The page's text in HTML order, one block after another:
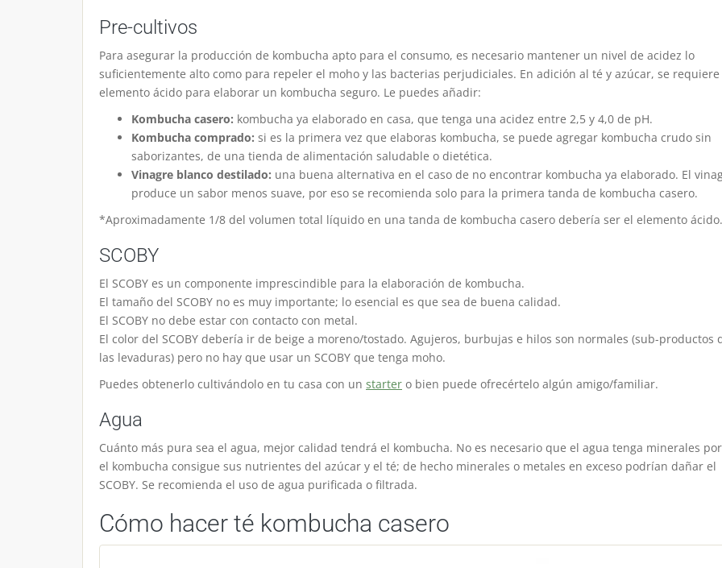
Pre-cultivos
Para asegurar la producción de kombucha apto para el consumo, es necesario mantener un nivel de acidez lo
suficientemente alto como para repeler el moho y las bacterias perjudiciales. En adición al té y azúcar, se
elemento ácido para elaborar un kombucha seguro. Le puedes añadir:
Kombucha casero: kombucha ya elaborado en casa, que tenga una acidez entre 2,5 y 4,0 de pH.
Kombucha comprado: si es la primera vez que elaboras kombucha, se puede agregar kombucha crudo sin
saborizantes, de una tienda de alimentación saludable o dietética.
Vinagre blanco destilado: una buena alternativa en el caso de no encontrar kombucha ya elaborado. El
produce un sabor menos suave, por eso se recomienda solo para la primera tanda de kombucha casero.
*Aproximadamente 1/8 del volumen total líquido en una tanda de kombucha casero debería ser el elemento ácido.
SCOBY
El SCOBY es un componente imprescindible para la elaboración de kombucha.
El tamaño del SCOBY no es muy importante; lo esencial es que sea de buena calidad.
El SCOBY no debe estar con contacto con metal.
El color del SCOBY debería ir de beige a moreno/tostado. Agujeros, burbujas e hilos son normales (sub-productos
las levaduras) pero no hay que usar un SCOBY que tenga moho.
Puedes obtenerlo cultivándolo en tu casa con un starter o bien puede ofrecértelo algún amigo/familiar.
Agua
Cuánto más pura sea el agua, mejor calidad tendrá el kombucha. No es necesario que el agua tenga minerales
el kombucha consigue sus nutrientes del azúcar y el té; de hecho minerales o metales en exceso podrían dañar el
SCOBY. Se recomienda el uso de agua purificada o filtrada.
Cómo hacer té kombucha casero